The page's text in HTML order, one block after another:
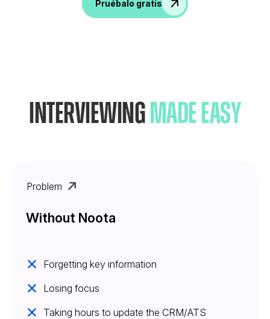
Pruébalo gratis
Interviewing Made Easy
Problem
Without Noota
Forgetting key information
Losing focus
Taking hours to update the CRM/ATS